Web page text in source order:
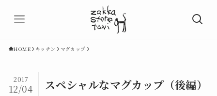
HOME キッチン マグカップ
スペシャルなマグカップ（後編）
2017
12/04